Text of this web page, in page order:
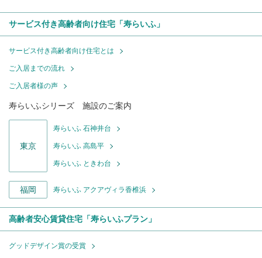
サービス付き高齢者向け住宅「寿らいふ」
サービス付き高齢者向け住宅とは
ご入居までの流れ
ご入居者様の声
寿らいふシリーズ 施設のご案内
東京
寿らいふ 石神井台
寿らいふ 高島平
寿らいふ ときわ台
福岡 寿らいふ アクアヴィラ香椎浜
高齢者安心賃貸住宅「寿らいふプラン」
グッドデザイン賞の受賞